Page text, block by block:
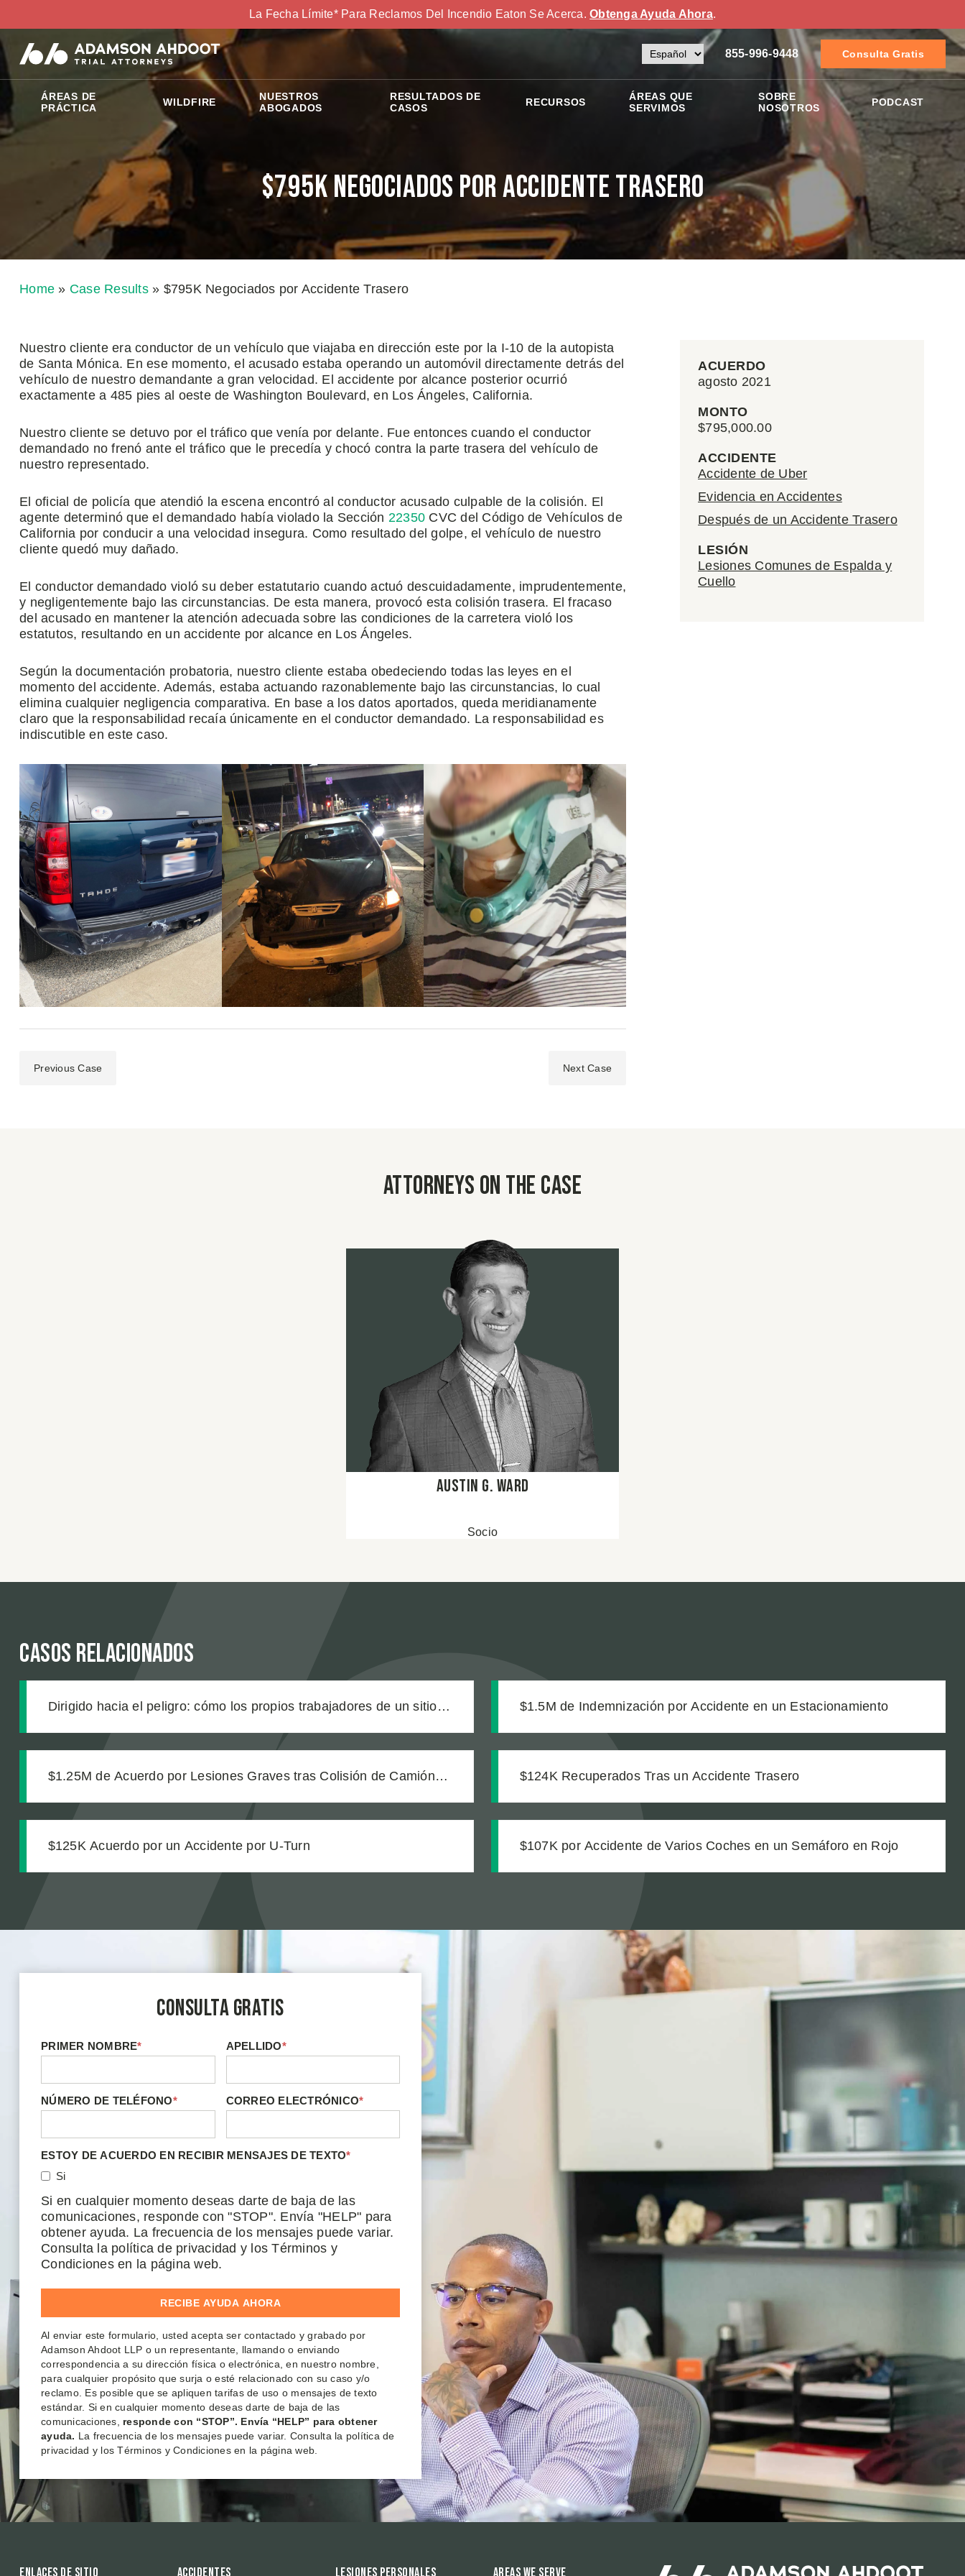
La Fecha Límite* Para Reclamos Del Incendio Eaton Se Acerca.Obtenga Ayuda Ahora.
855-996-9448 Consulta Gratis
ÁREAS DE
PRÁCTICA
WILDFIRE
NUESTROS
ABOGADOS
RESULTADOS DE
CASOS
RECURSOS
ÁREAS QUE
SERVIMOS
SOBRE
NOSOTROS
PODCAST
$795K Negociados por Accidente Trasero
Home » Case Results» $795K Negociados por Accidente Trasero
Nuestro cliente era conductor de un vehículo que viajaba en dirección este por la I-10 de la autopista
de Santa Mónica. En ese momento, el acusado estaba operando un automóvil directamente detrás del
vehículo de nuestro demandante a gran velocidad. El accidente por alcance posterior ocurrió
exactamente a 485 pies al oeste de Washington Boulevard, en Los Ángeles, California.
Nuestro cliente se detuvo por el tráfico que venía por delante. Fue entonces cuando el conductor
demandado no frenó ante el tráfico que le precedía y chocó contra la parte trasera del vehículo de
nuestro representado.
El oficial de policía que atendió la escena encontró al conductor acusado culpable de la colisión. El
agente determinó que el demandado había violado la Sección 22350 CVC del Código de Vehículos de
California por conducir a una velocidad insegura. Como resultado del golpe, el vehículo de nuestro
cliente quedó muy dañado.
El conductor demandado violó su deber estatutario cuando actuó descuidadamente, imprudentemente,
y negligentemente bajo las circunstancias. De esta manera, provocó esta colisión trasera. El fracaso
del acusado en mantener la atención adecuada sobre las condiciones de la carretera violó los
estatutos, resultando en un accidente por alcance en Los Ángeles.
Según la documentación probatoria, nuestro cliente estaba obedeciendo todas las leyes en el
momento del accidente. Además, estaba actuando razonablemente bajo las circunstancias, lo cual
elimina cualquier negligencia comparativa. En base a los datos aportados, queda meridianamente
claro que la responsabilidad recaía únicamente en el conductor demandado. La responsabilidad es
indiscutible en este caso.
Previous Case Next Case
ACUERDO
agosto 2021
MONTO
$795,000.00
ACCIDENTE
Accidente de Uber
Evidencia en Accidentes
Después de un Accidente Trasero
LESIÓN
Lesiones Comunes de Espalda y
Cuello
Attorneys on the case
Austin G. Ward
Socio
Casos relacionados
Dirigido hacia el peligro: cómo los propios trabajadores de un sitio
$1.5M de Indemnización por Accidente en un Estacionamiento
$1.25M de Acuerdo por Lesiones Graves tras Colisión de Camión
$124K Recuperados Tras un Accidente Trasero
$125K Acuerdo por un Accidente por U-Turn $107K por Accidente de Varios Coches en un Semáforo en Rojo
Consulta Gratis
PRIMER NOMBRE* APELLIDO*
NÚMERO DE TELÉFONO* CORREO ELECTRÓNICO*
ESTOY DE ACUERDO EN RECIBIR MENSAJES DE TEXTO*
Si
Si en cualquier momento deseas darte de baja de las
comunicaciones, responde con "STOP". Envía "HELP" para
obtener ayuda. La frecuencia de los mensajes puede variar.
Consulta la política de privacidad y los Términos y
Condiciones en la página web.
Al enviar este formulario, usted acepta ser contactado y grabado por
Adamson Ahdoot LLP o un representante, llamando o enviando
correspondencia a su dirección física o electrónica, en nuestro nombre,
para cualquier propósito que surja o esté relacionado con su caso y/o
reclamo. Es posible que se apliquen tarifas de uso o mensajes de texto
estándar. Si en cualquier momento deseas darte de baja de las
comunicaciones, responde con “STOP”. Envía “HELP” para obtener
ayuda. La frecuencia de los mensajes puede variar. Consulta la política de
privacidad y los Términos y Condiciones en la página web.
Enlaces de sitio Accidentes Lesiones Personales Areas We Serve